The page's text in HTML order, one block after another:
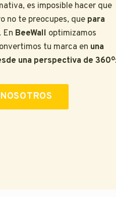
es imposible hacer que
no te preocupes, que para
. En BeeWall optimizamos
tu marca en una
una perspectiva de 360º: